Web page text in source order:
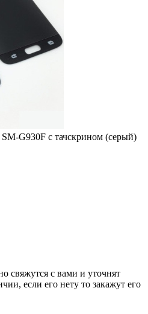
G930F с тачскрином (серый)
свяжутся с вами и уточнят
если его нету то закажут его